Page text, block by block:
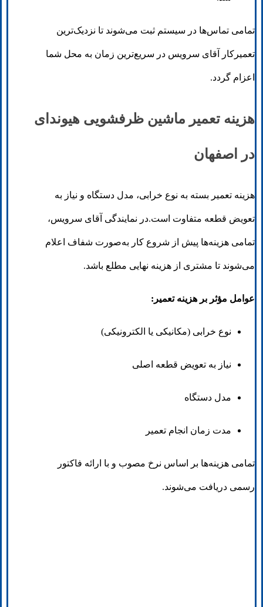
تمامی تماس‌ها در سیستم ثبت می‌شوند تا نزدیک‌ترین
تعمیرکار آقای سرویس در سریع‌ترین زمان به محل شما
اعزام گردد.
هزینه تعمیر ماشین ظرفشویی هیوندای
در اصفهان
هزینه تعمیر بسته به نوع خرابی، مدل دستگاه و نیاز به
تعویض قطعه متفاوت است.در نمایندگی آقای سرویس،
تمامی هزینه‌ها پیش از شروع کار به‌صورت شفاف اعلام
می‌شوند تا مشتری از هزینه نهایی مطلع باشد.
عوامل مؤثر بر هزینه تعمیر:
نوع خرابی (مکانیکی یا الکترونیکی)
نیاز به تعویض قطعه اصلی
مدل دستگاه
مدت زمان انجام تعمیر
تمامی هزینه‌ها بر اساس نرخ مصوب و با ارائه فاکتور
رسمی دریافت می‌شوند.